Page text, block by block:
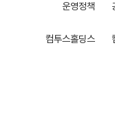
운영정책
컴투스홀딩스